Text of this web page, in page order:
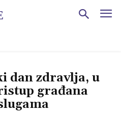
dan zdravlja, u
građana